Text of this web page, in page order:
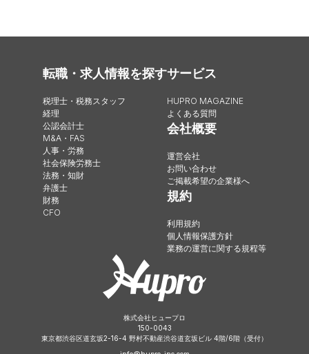
転職・求人情報を探す
税理士・税務スタッフ
経理
公認会計士
M&A・FAS
人事・労務
社会保険労務士
法務・知財
弁護士
財務
CFO
サービス
HUPRO MAGAZINE
よくある質問
会社概要
運営会社
お問い合わせ
ご掲載希望の企業様へ
規約
利用規約
個人情報保護方針
業務の運営に関する規程等
株式会社ヒュープロ
150-0043
東京都渋谷区道玄坂2-16-4 野村不動産渋谷道玄坂ビル 4階/6階（受付）